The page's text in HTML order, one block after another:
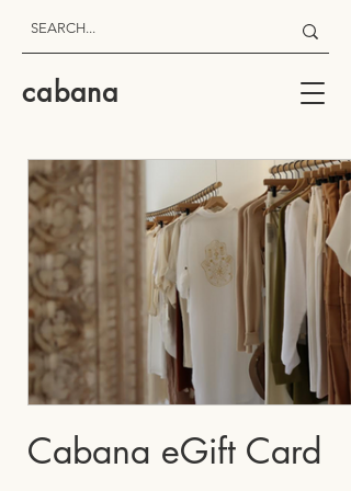
cabana
Cabana eGift Card